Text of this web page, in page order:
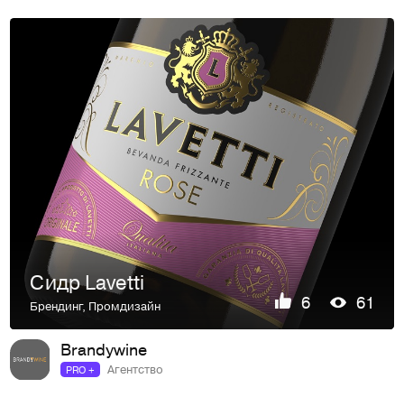
Сидр Lavetti
Брендинг, Промдизайн 6 61
Brandywine
PRO + Агентство